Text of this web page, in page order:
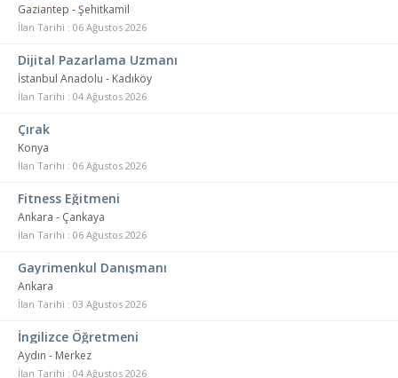
Gaziantep - Şehitkamil
İlan Tarihi : 06 Ağustos 2026
Dijital Pazarlama Uzmanı
İstanbul Anadolu - Kadıköy
İlan Tarihi : 04 Ağustos 2026
Çırak
Konya
İlan Tarihi : 06 Ağustos 2026
Fitness Eğitmeni
Ankara - Çankaya
İlan Tarihi : 06 Ağustos 2026
Gayrimenkul Danışmanı
Ankara
İlan Tarihi : 03 Ağustos 2026
İngilizce Öğretmeni
Aydın - Merkez
İlan Tarihi : 04 Ağustos 2026